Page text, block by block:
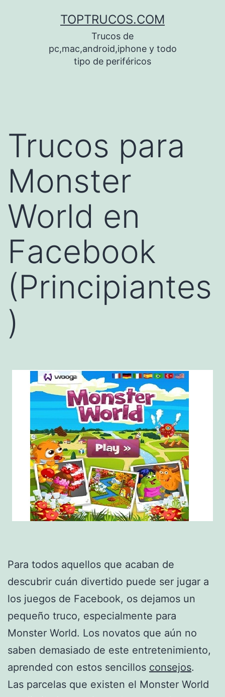
TOPTRUCOS.COM
Trucos de
pc,mac,android,iphone y todo
tipo de periféricos
Trucos para
Monster
World en
Facebook
(Principiantes
)
Para todos aquellos que acaban de
descubrir cuán divertido puede ser jugar a
los juegos de Facebook, os dejamos un
pequeño truco, especialmente para
Monster World. Los novatos que aún no
saben demasiado de este entretenimiento,
aprended con estos sencillos consejos.
Las parcelas que existen el Monster World